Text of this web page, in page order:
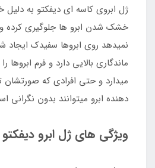
ژل ابروی کاسه ای دیفکتو به
خشک شدن ابرو ها جلوگیری کرده و
نمیدهد روی ابروها سفیدک
ماندگاری بالایی دارد و فرم
میدارد و حتی افرادی که صورتشان
دهنده ابرو میتوانند بدون نگرانی
ویژگی های ژل ابرو